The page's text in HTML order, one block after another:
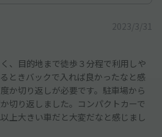
2023/3/31
、目的地まで徒歩３分程で利用しや
ときバックで入れば良かったなと感
か切り返しが必要です。駐車場から
切り返しました。コンパクトカーで
上大きい車だと大変だなと感じまし